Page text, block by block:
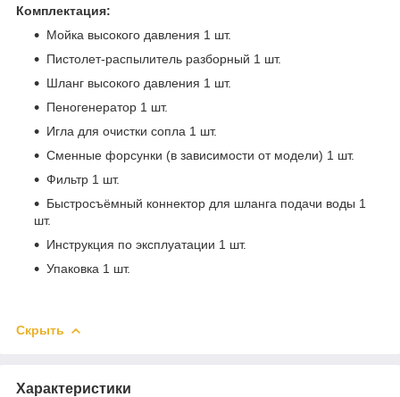
Комплектация:
Мойка высокого давления 1 шт.
Пистолет-распылитель разборный 1 шт.
Шланг высокого давления 1 шт.
Пеногенератор 1 шт.
Игла для очистки сопла 1 шт.
Сменные форсунки (в зависимости от модели) 1 шт.
Фильтр 1 шт.
Быстросъёмный коннектор для шланга подачи воды 1
шт.
Инструкция по эксплуатации 1 шт.
Упаковка 1 шт.
Скрыть
Характеристики